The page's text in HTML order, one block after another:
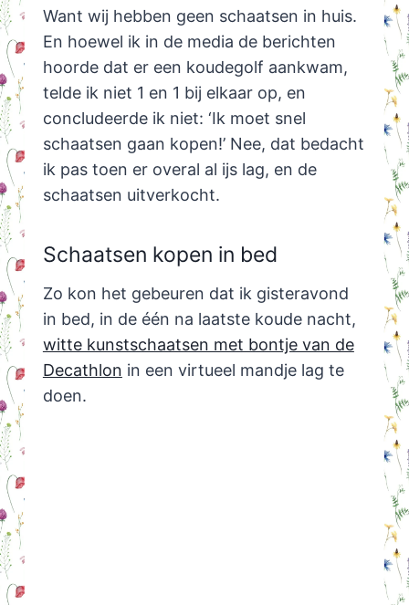
Want wij hebben geen schaatsen in huis.
En hoewel ik in de media de berichten
hoorde dat er een koudegolf aankwam,
telde ik niet 1 en 1 bij elkaar op, en
concludeerde ik niet: ‘Ik moet snel
schaatsen gaan kopen!’ Nee, dat bedacht
ik pas toen er overal al ijs lag, en de
schaatsen uitverkocht.
Schaatsen kopen in bed
Zo kon het gebeuren dat ik gisteravond
in bed, in de één na laatste koude nacht,
witte kunstschaatsen met bontje van de
Decathlon in een virtueel mandje lag te
doen.